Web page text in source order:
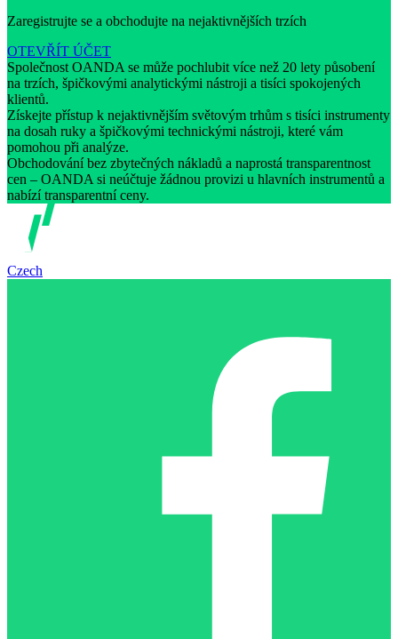
Zaregistrujte se a obchodujte na nejaktivnějších trzích
OTEVŘÍT ÚČET
Společnost OANDA se může pochlubit více než 20 lety působení
na trzích, špičkovými analytickými nástroji a tisíci spokojených
klientů.
Získejte přístup k nejaktivnějším světovým trhům s tisíci instrumenty
na dosah ruky a špičkovými technickými nástroji, které vám
pomohou při analýze.
Obchodování bez zbytečných nákladů a naprostá transparentnost
cen – OANDA si neúčtuje žádnou provizi u hlavních instrumentů a
nabízí transparentní ceny.
Czech